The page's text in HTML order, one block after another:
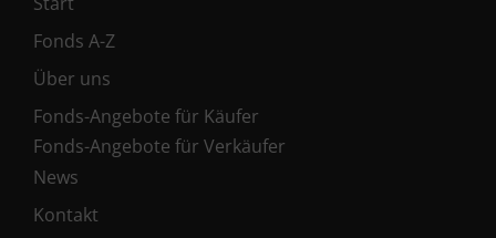
Fonds A-Z
Über uns
Fonds-Angebote für Käufer
Fonds-Angebote für Verkäufer
News
Kontakt